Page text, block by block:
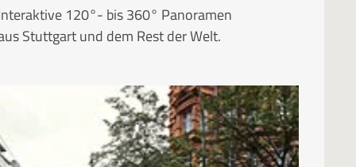
120°- bis 360° Panoramen
Stuttgart und dem Rest der Welt.